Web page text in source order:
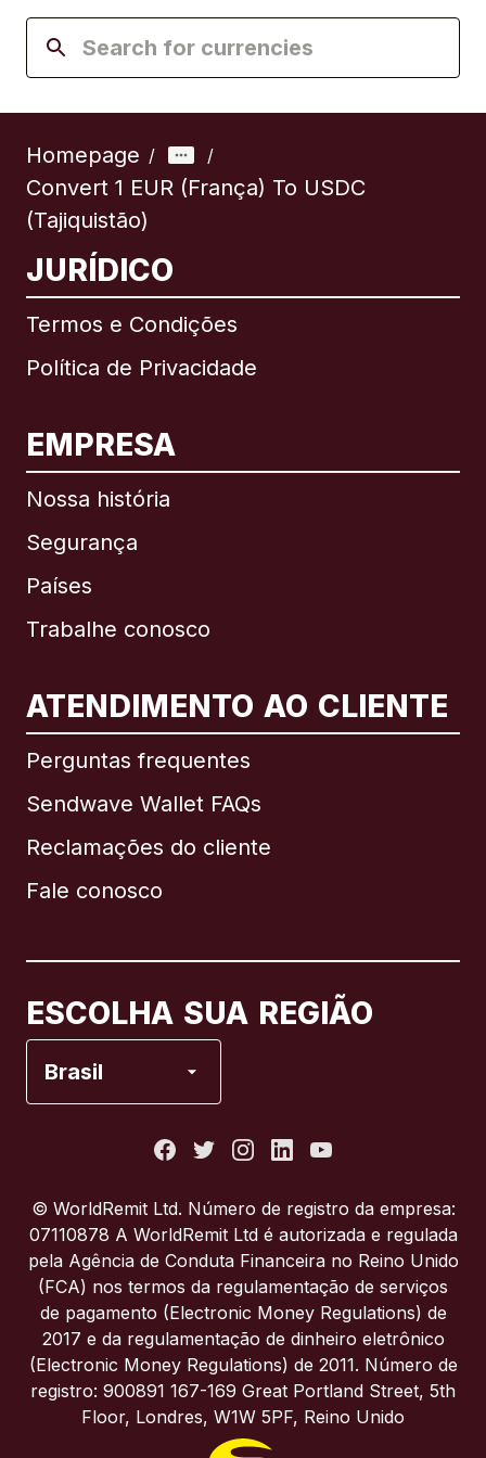
Homepage / /
Convert 1 EUR (França) To USDC
(Tajiquistão)
JURÍDICO
Termos e Condições
Política de Privacidade
EMPRESA
Nossa história
Segurança
Países
Trabalhe conosco
ATENDIMENTO AO CLIENTE
Perguntas frequentes
Sendwave Wallet FAQs
Reclamações do cliente
Fale conosco
ESCOLHA SUA REGIÃO
Brasil
Internacional English
Brasil
Itália
Portugal
Reino Unido
© WorldRemit Ltd. Número de registro da empresa:
07110878 A WorldRemit Ltd é autorizada e regulada
pela Agência de Conduta Financeira no Reino Unido
(FCA) nos termos da regulamentação de serviços
de pagamento (Electronic Money Regulations) de
2017 e da regulamentação de dinheiro eletrônico
(Electronic Money Regulations) de 2011. Número de
registro: 900891 167-169 Great Portland Street, 5th
Floor, Londres, W1W 5PF, Reino Unido